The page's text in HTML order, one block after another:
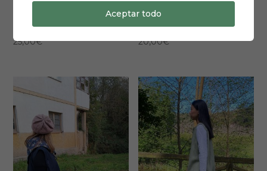
Riñonera rural
25,00€
CAMISETA
rústica
20,00€
Aceptar todo